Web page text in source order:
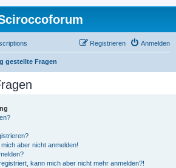
Anmelden
Registrieren
gestellte Fragen
aber nicht anmelden!
kann mich aber nicht mehr anmelden?!